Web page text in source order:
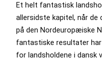
Et helt fantastisk
allersidste kapitel, når de
på den Nordeuropæiske
fantastiske resultater
for landsholdene i dansk